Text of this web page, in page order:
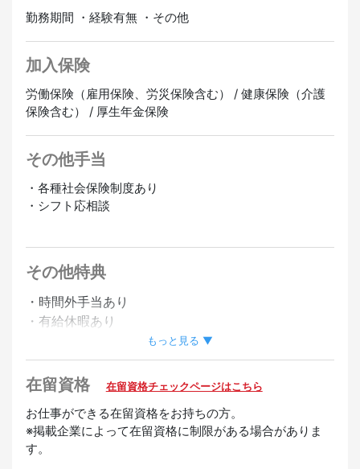
勤務期間 ・経験有無 ・その他
加入保険
労働保険（雇用保険、労災保険含む） / 健康保険（介護
保険含む） / 厚生年金保険
その他手当
・各種社会保険制度あり
・シフト応相談
正社員登用あり
その他特典
・時間外手当あり
・有給休暇あり
・友達紹介手当あり
歓迎
タガログ語スピーカー歓迎 英語スピーカー歓迎 経験者優
遇
もっと見る ▼
在留資格 在留資格チェックページはこちら
お仕事ができる在留資格をお持ちの方。
※掲載企業によって在留資格に制限がある場合がありま
す。